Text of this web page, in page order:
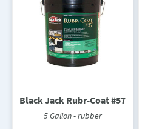
Black Jack Rubr-Coat #57
5 Gallon - rubber